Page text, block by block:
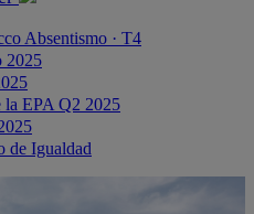
Absentismo · T4
2025
la EPA Q2 2025
de Igualdad